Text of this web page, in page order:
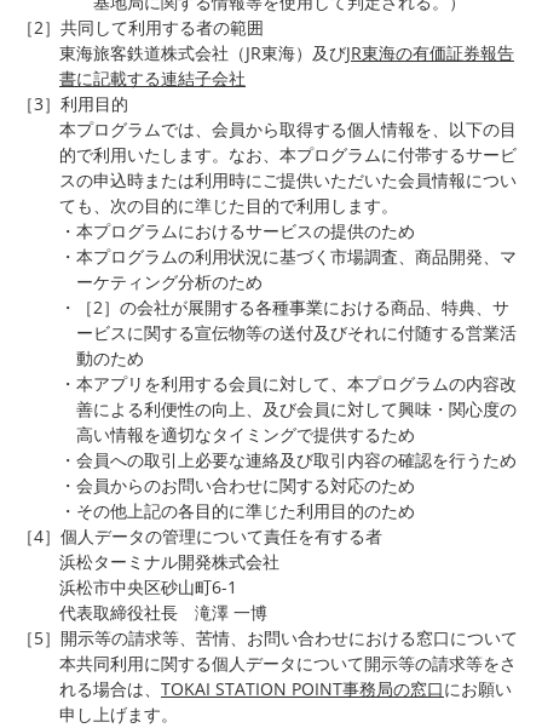
［2］共同して利用する者の範囲
東海旅客鉄道株式会社（JR東海）及びJR東海の有価証券報告
書に記載する連結子会社
［3］利用目的
本プログラムでは、会員から取得する個人情報を、以下の目
的で利用いたします。なお、本プログラムに付帯するサービ
スの申込時または利用時にご提供いただいた会員情報につい
ても、次の目的に準じた目的で利用します。
・本プログラムにおけるサービスの提供のため
・本プログラムの利用状況に基づく市場調査、商品開発、マ
ーケティング分析のため
・［2］の会社が展開する各種事業における商品、特典、サ
ービスに関する宣伝物等の送付及びそれに付随する営業活
動のため
・本アプリを利用する会員に対して、本プログラムの内容改
善による利便性の向上、及び会員に対して興味・関心度の
高い情報を適切なタイミングで提供するため
・会員への取引上必要な連絡及び取引内容の確認を行うため
・会員からのお問い合わせに関する対応のため
・その他上記の各目的に準じた利用目的のため
［4］個人データの管理について責任を有する者
浜松ターミナル開発株式会社
浜松市中央区砂山町6-1
代表取締役社長 滝澤 一博
［5］開示等の請求等、苦情、お問い合わせにおける窓口について
本共同利用に関する個人データについて開示等の請求等をさ
れる場合は、 TOKAI STATION POINT事務局の窓口にお願い
申し上げます。